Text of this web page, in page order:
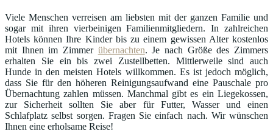
Viele Menschen verreisen am liebsten mit der ganzen Familie und
sogar mit ihren vierbeinigen Familienmitgliedern. In zahlreichen
Hotels können Ihre Kinder bis zu einem gewissen Alter kostenlos
mit Ihnen im Zimmer übernachten. Je nach Größe des Zimmers
erhalten Sie ein bis zwei Zustellbetten. Mittlerweile sind auch
Hunde in den meisten Hotels willkommen. Es ist jedoch möglich,
dass Sie für den höheren Reinigungsaufwand eine Pauschale pro
Übernachtung zahlen müssen. Manchmal gibt es ein Liegekossen,
zur Sicherheit sollten Sie aber für Futter, Wasser und einen
Schlafplatz selbst sorgen. Fragen Sie einfach nach. Wir wünschen
Ihnen eine erholsame Reise!